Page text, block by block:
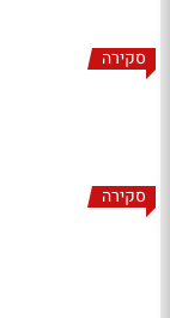
סקירה
סקירה